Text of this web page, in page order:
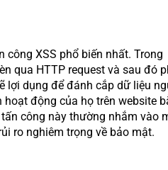
công XSS phổ biến nhất. Trong
qua HTTP request và sau đó
lợi dụng để đánh cắp dữ liệu
động của họ trên website
công này thường nhắm vào
ro nghiêm trọng về bảo mật.